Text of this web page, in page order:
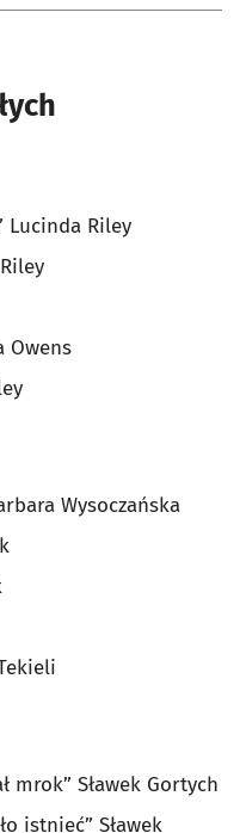
Lucinda Riley
Owens
Wysoczańska
mrok” Sławek Gortych
istnieć” Sławek